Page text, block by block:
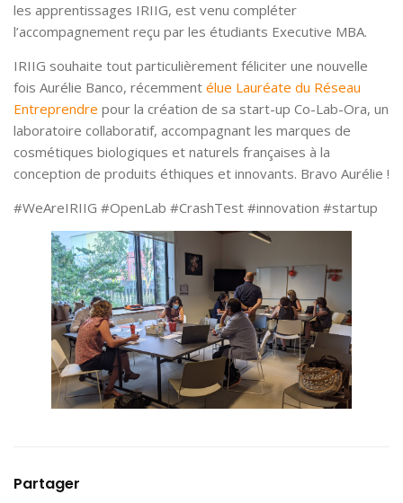
les apprentissages IRIIG, est venu compléter
l’accompagnement reçu par les étudiants Executive MBA.
IRIIG souhaite tout particulièrement féliciter une nouvelle
fois Aurélie Banco, récemment élue Lauréate du Réseau
Entreprendre pour la création de sa start-up Co-Lab-Ora, un
laboratoire collaboratif, accompagnant les marques de
cosmétiques biologiques et naturels françaises à la
conception de produits éthiques et innovants. Bravo Aurélie !
#WeAreIRIIG #OpenLab #CrashTest #innovation #startup
Partager